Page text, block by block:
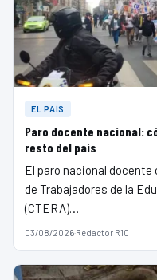
EL PAÍS
Paro docente nacional:
resto del país
El paro nacional docente
de Trabajadores de la
(CTERA)…
03/08/2026·Redactor R10